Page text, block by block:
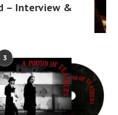
– Interview &
3